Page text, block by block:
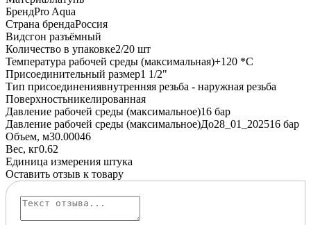
БрендPro Aqua
Страна брендаРоссия
Видсгон разъёмный
Количество в упаковке2/20 шт
Температура рабочей среды (максимальная)+120 *C
Присоединительный размер1 1/2"
Тип присоединениявнутренняя резьба - наружная резьба
Поверхностьникелированная
Давление рабочей среды (максимальное)16 бар
Давление рабочей среды (максимальное)До28_01_202516 бар
Объем, м30.00046
Вес, кг0.62
Единица измерения штука
Оставить отзыв к товару